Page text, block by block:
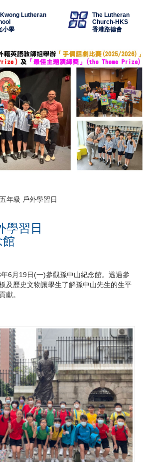
Lutheran
小學
The Lutheran
Church-HKS
香港路德會
五年級 戶外學習日
學習日
館
6月19日(一)參觀孫中山紀念館。透過參
及歷史文物讓學生了解孫中山先生的生平
獻。